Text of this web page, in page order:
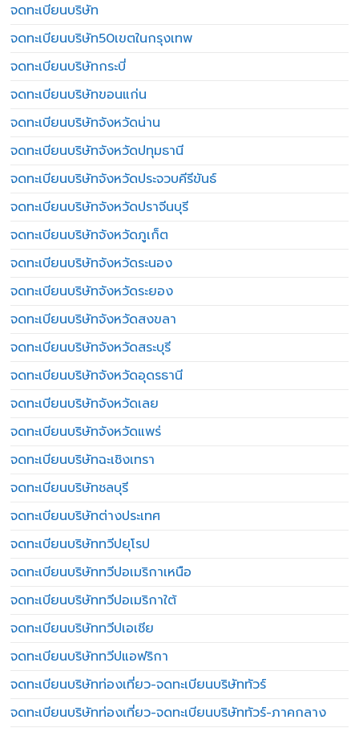
จดทะเบียนบริษัท
จดทะเบียนบริษัท50เขตในกรุงเทพ
จดทะเบียนบริษัทกระบี่
จดทะเบียนบริษัทขอนแก่น
จดทะเบียนบริษัทจังหวัดน่าน
จดทะเบียนบริษัทจังหวัดปทุมธานี
จดทะเบียนบริษัทจังหวัดประจวบคีรีขันธ์
จดทะเบียนบริษัทจังหวัดปราจีนบุรี
จดทะเบียนบริษัทจังหวัดภูเก็ต
จดทะเบียนบริษัทจังหวัดระนอง
จดทะเบียนบริษัทจังหวัดระยอง
จดทะเบียนบริษัทจังหวัดสงขลา
จดทะเบียนบริษัทจังหวัดสระบุรี
จดทะเบียนบริษัทจังหวัดอุดรธานี
จดทะเบียนบริษัทจังหวัดเลย
จดทะเบียนบริษัทจังหวัดแพร่
จดทะเบียนบริษัทฉะเชิงเทรา
จดทะเบียนบริษัทชลบุรี
จดทะเบียนบริษัทต่างประเทศ
จดทะเบียนบริษัททวีปยุโรป
จดทะเบียนบริษัททวีปอเมริกาเหนือ
จดทะเบียนบริษัททวีปอเมริกาใต้
จดทะเบียนบริษัททวีปเอเชีย
จดทะเบียนบริษัททวีปแอฟริกา
จดทะเบียนบริษัทท่องเที่ยว-จดทะเบียนบริษัททัวร์
จดทะเบียนบริษัทท่องเที่ยว-จดทะเบียนบริษัททัวร์-ภาคกลาง